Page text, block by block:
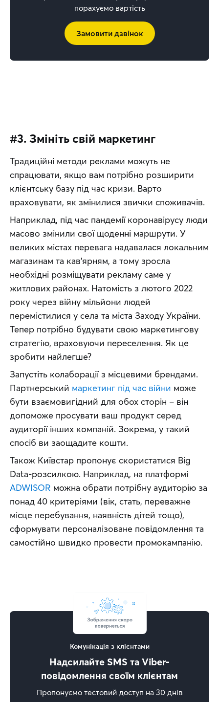
порахуємо вартість
Замовити дзвінок
#3. Змініть свій маркетинг
Традиційні методи реклами можуть не
спрацювати, якщо вам потрібно розширити
клієнтську базу під час кризи. Варто
враховувати, як змінилися звички споживачів.
Наприклад, під час пандемії коронавірусу люди
масово змінили свої щоденні маршрути. У
великих містах перевага надавалася локальним
магазинам та кав’ярням, а тому зросла
необхідні розміщувати рекламу саме у
житлових районах. Натомість з лютого 2022
року через війну мільйони людей
перемістилися у села та міста Заходу України.
Тепер потрібно будувати свою маркетингову
стратегію, враховуючи переселення. Як це
зробити найлегше?
Запустіть колаборації з місцевими брендами.
Партнерський маркетинг під час війни може
бути взаємовигідний для обох сторін – він
допоможе просувати ваш продукт серед
аудиторії інших компаній. Зокрема, у такий
спосіб ви заощадите кошти.
Також Київстар пропонує скористатися Big
ADWISOR можна обрати потрібну аудиторію за
понад 40 критеріями (вік, стать, переважне
місце перебування, наявність дітей тощо),
сформувати персоналізоване повідомлення та
самостійно швидко провести промокампанію.
Комунікація з клієнтами
Надсилайте SMS та Viber-
повідомлення своїм клієнтам
Пропонуємо тестовий доступ на 30 днів